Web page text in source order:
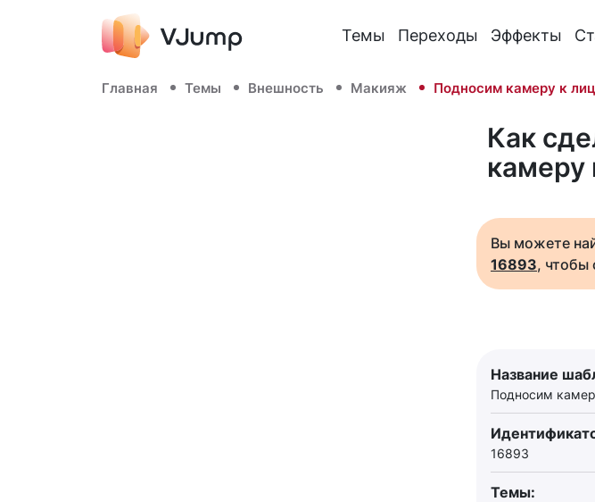
Темы Переходы Эффекты
Главная Темы Внешность Макияж Подносим камеру к
Как
камеру
Вы можете
16893, чтобы
Название
Подносим
16893
Темы: